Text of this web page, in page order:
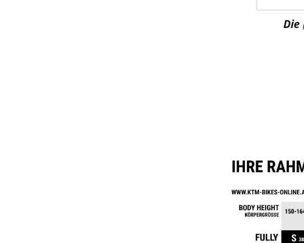
Die